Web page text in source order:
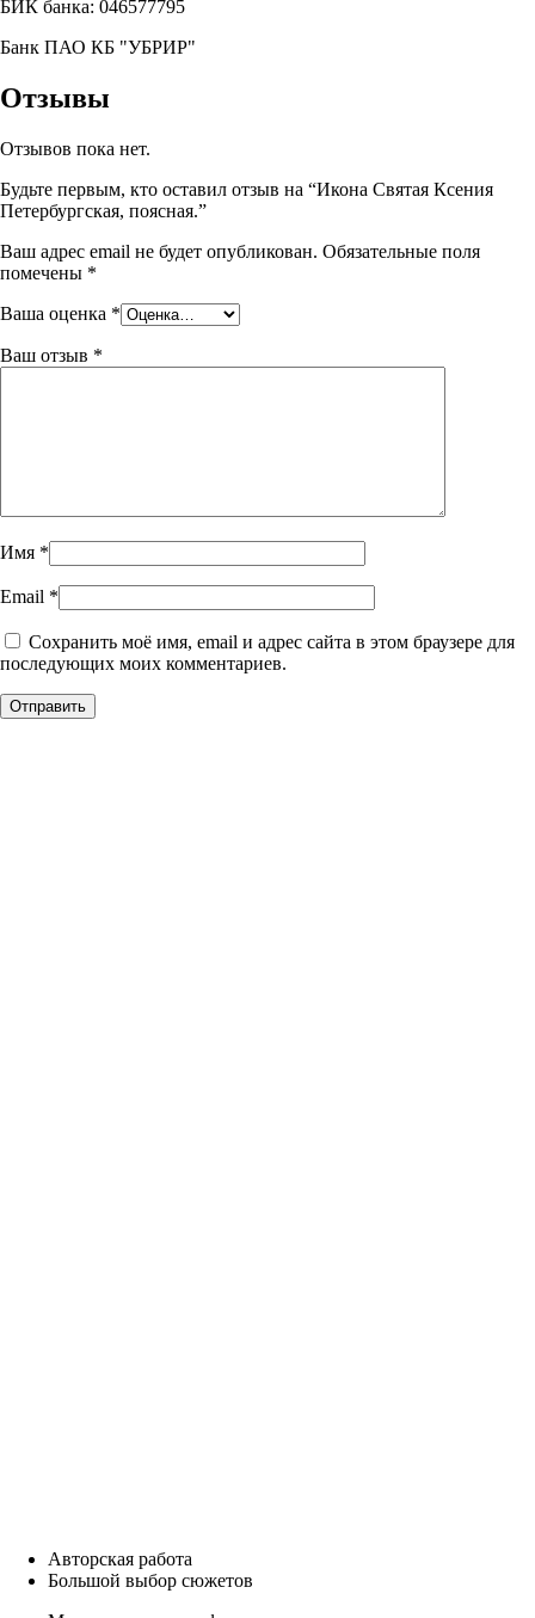
БИК банка: 046577795
Банк ПАО КБ "УБРИР"
Отзывы
Отзывов пока нет.
Будьте первым, кто оставил отзыв на “Икона Святая Ксения
Петербургская, поясная.”
Ваш адрес email не будет опубликован. Обязательные поля
помечены *
Ваша оценка *
Ваш отзыв *
Имя *
Email *
Сохранить моё имя, email и адрес сайта в этом браузере для
последующих моих комментариев.
Авторская работа
Большой выбор сюжетов